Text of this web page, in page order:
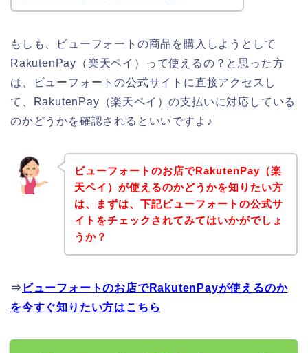
もしも、ビューフォートの商品を購入しようとして
RakutenPay（楽天ペイ）って使えるの？と思った方
は、ビューフォートの公式サイトに直接アクセスし
て、RakutenPay（楽天ペイ）の支払いに対応している
のかどうかを確認されるといいですよ♪
ビューフォートのお店でRakutenPay（楽
天ペイ）が使えるのかどうかを知りたい方
は、まずは、下記ビューフォートの公式サ
イトをチェックされてみてはいかがでしょ
うか？
⇒ ビューフォートのお店でRakutenPayが使えるのか
を今すぐ知りたい方はこちら